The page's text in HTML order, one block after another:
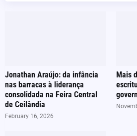
Jonathan Araújo: da infância
nas barracas à liderança
consolidada na Feira Central
de Ceilândia
February 16, 2026
Mais